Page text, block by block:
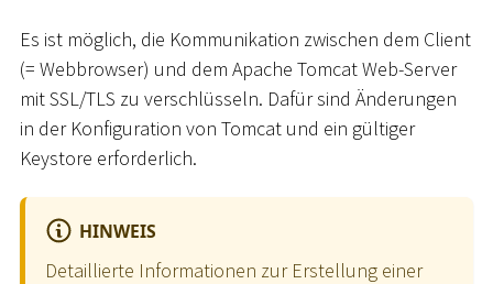
Es ist möglich, die Kommunikation zwischen dem Client
(= Webbrowser) und dem Apache Tomcat Web-Server
mit SSL/TLS zu verschlüsseln. Dafür sind Änderungen
in der Konfiguration von Tomcat und ein gültiger
Keystore erforderlich.
HINWEIS
Detaillierte Informationen zur Erstellung einer